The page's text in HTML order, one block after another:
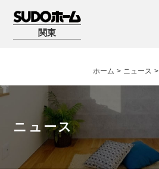
関東
ホーム > ニュース >
ニュース